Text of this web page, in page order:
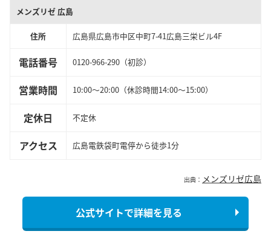
メンズリゼ 広島
住所 広島県広島市中区中町7-41広島三栄ビル4F
電話番号 0120-966-290（初診）
営業時間 10:00～20:00（休診時間14:00〜15:00）
定休日 不定休
アクセス 広島電鉄袋町電停から徒歩1分
出典： メンズリゼ広島
公式サイトで詳細を見る